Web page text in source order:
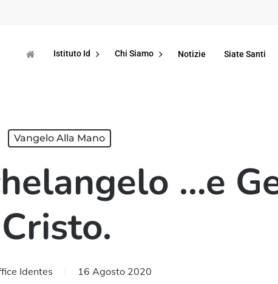
Istituto Id Chi Siamo Notizie Siate Santi
Vangelo Alla Mano
…e
Cristo.
Identes 16 Agosto 2020